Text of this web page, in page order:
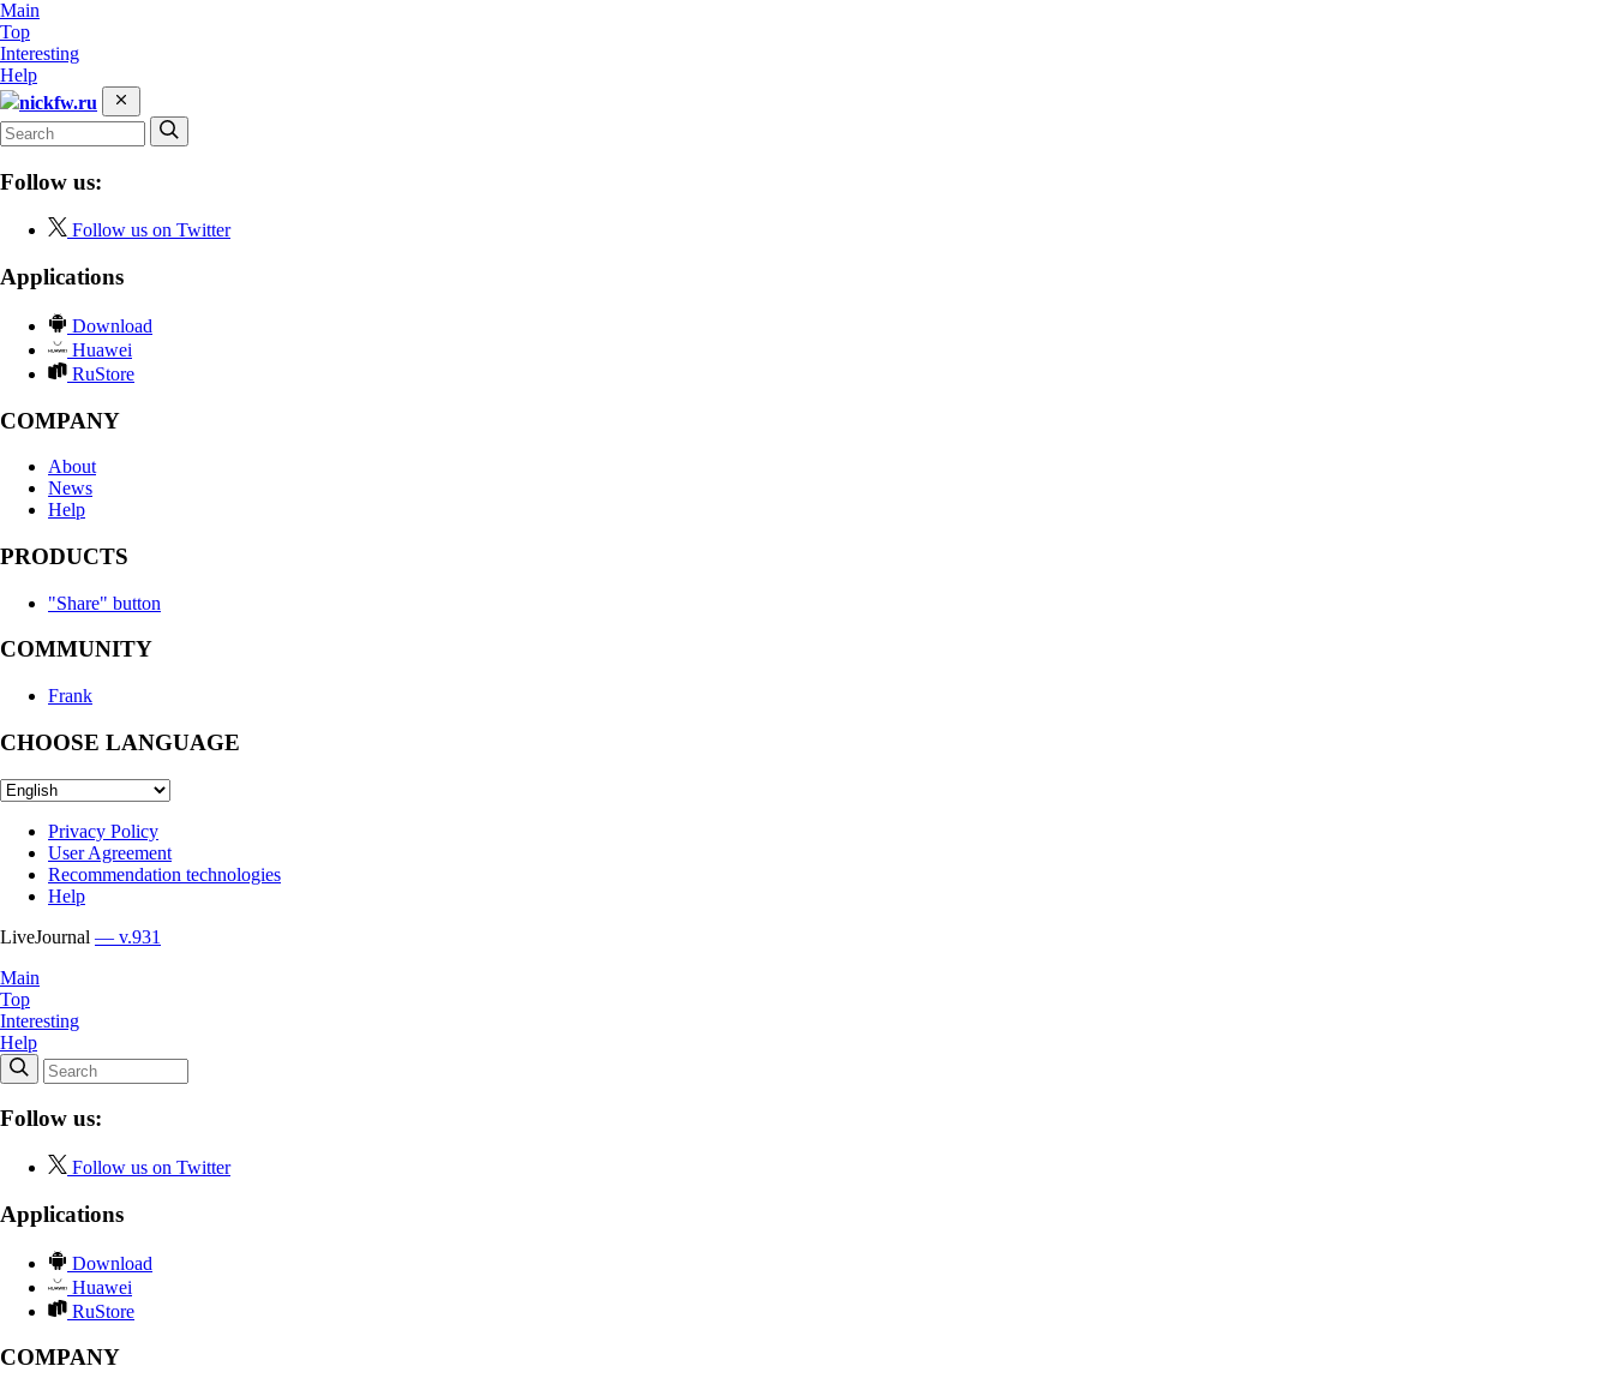
Main
Top
Interesting
Help
nickfw.ru
Follow us:
Follow us on Twitter
Applications
Download
Huawei
RuStore
COMPANY
About
News
Help
PRODUCTS
"Share" button
COMMUNITY
Frank
CHOOSE LANGUAGE
Privacy Policy
User Agreement
Recommendation technologies
Help
LiveJournal — v.931
Main
Top
Interesting
Help
Follow us:
Follow us on Twitter
Applications
Download
Huawei
RuStore
COMPANY